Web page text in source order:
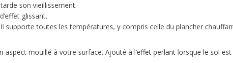
son vieillissement.
glissant.
toutes les températures, y compris celle du plancher
aspect mouillé à votre surface. Ajouté à l’effet perlant lorsque le sol